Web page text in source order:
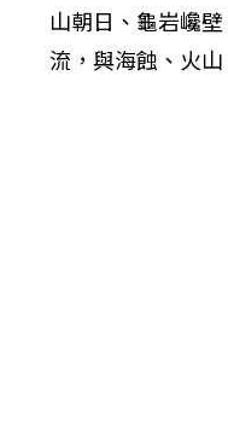
山朝日、龜岩巉
流，與海蝕、火